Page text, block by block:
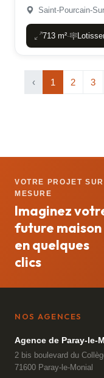
Saint-Pourcain-
713 m²-
‹ 1 2 3
VOTRE PROJET SUR
MESURE
Imaginez
future maison
en quelques
clics
NOS AGENCES
Agence de Paray-le-
2 bis boulevard du
71600 Paray-le-Monial